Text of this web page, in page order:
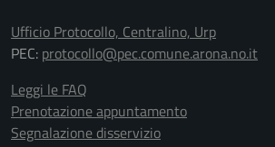
Ufficio Protocollo, Centralino, Urp
PEC: protocollo@pec.comune.arona.no.it
Leggi le FAQ
Prenotazione appuntamento
Segnalazione disservizio